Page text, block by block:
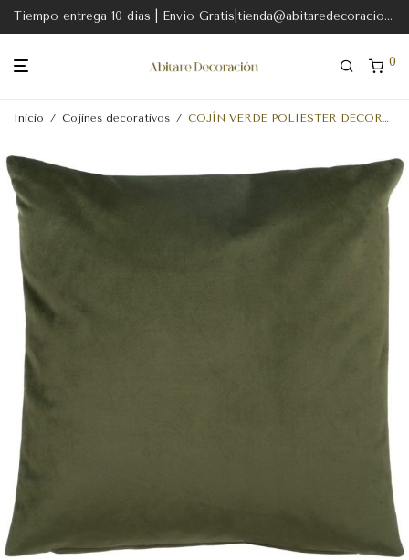
Tiempo entrega 10 dias | Envio Gratis|tienda@abitaredecoracion.com
0
Inicio / Cojines decorativos / COJÍN VERDE POLIESTER DECORACIÓN 60 X 60 CM